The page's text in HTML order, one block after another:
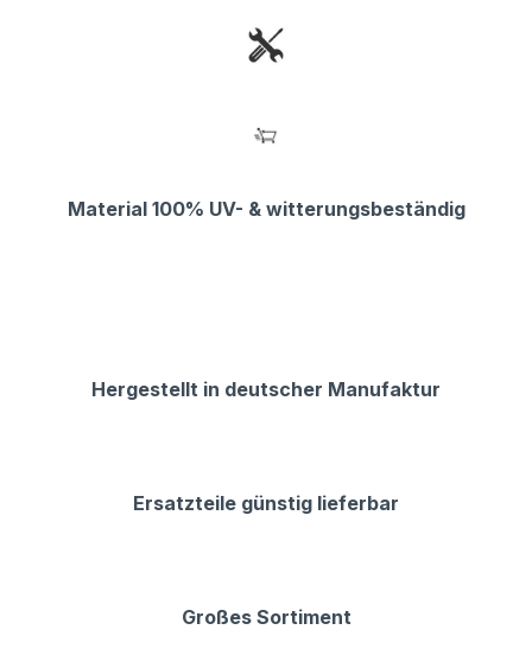
Material 100% UV- & witterungsbeständig
Hergestellt in deutscher Manufaktur
Ersatzteile günstig lieferbar
Großes Sortiment